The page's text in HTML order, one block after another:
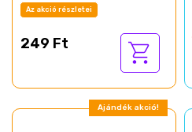
Az akció részletei
249 Ft
Ajándék akció!